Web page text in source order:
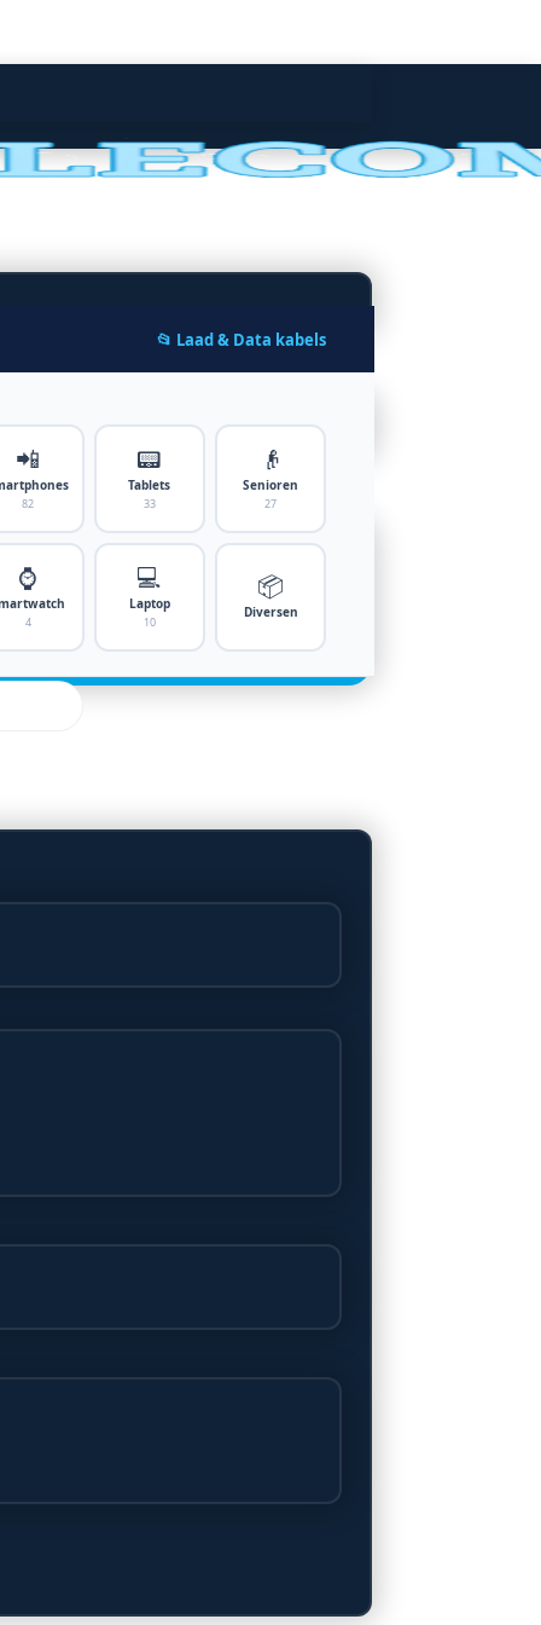
📂 Laad & Data kabels
📲
82
📟
Tablets
33
👴
Senioren
27
⌚
4
💻
Laptop
10
📦
Diversen